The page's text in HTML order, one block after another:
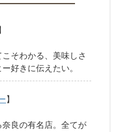
そわかる、美味しさ
好きに伝えたい。
】
良の有名店。全てが